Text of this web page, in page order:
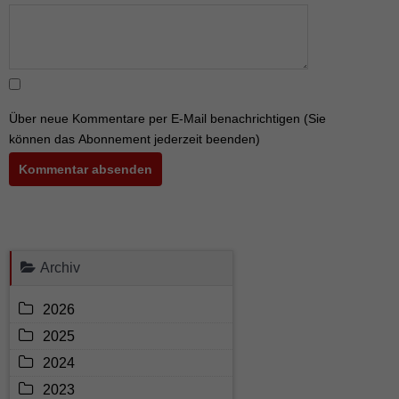
Über neue Kommentare per E-Mail benachrichtigen (Sie
können das Abonnement jederzeit beenden)
Kommentar absenden
Archiv
2026
2025
2024
2023